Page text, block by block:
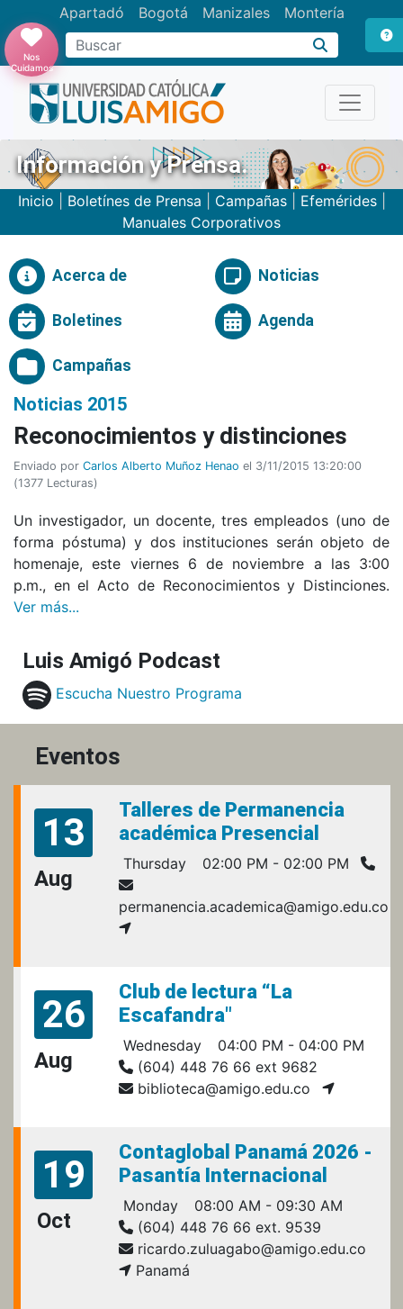
Apartadó Bogotá Manizales Montería
Buscar
Nos
Cuidamos
Información y Prensa.
Inicio Boletínes de Prensa Campañas| Efemérides|
Manuales Corporativos
Acerca de Noticias
Boletines Agenda
Campañas
Noticias 2015
Reconocimientos y distinciones
Enviado por Carlos Alberto Muñoz Henao el 3/11/2015 13:20:00
(1377 Lecturas)
Un investigador, un docente, tres empleados (uno de
forma póstuma) y dos instituciones serán objeto de
homenaje, este viernes 6 de noviembre a las 3:00
p.m., en el Acto de Reconocimientos y Distinciones.
Ver más...
Luis Amigó Podcast
Escucha Nuestro Programa
Eventos
13
Aug
Talleres de Permanencia
académica Presencial
Thursday 02:00 PM - 02:00 PM
permanencia.academica@amigo.edu.co
26
Aug
Club de lectura “La
Escafandra"
Wednesday
04:00 PM - 04:00 PM
(604) 448 76 66 ext 9682
biblioteca@amigo.edu.co
19
Oct
Contaglobal Panamá 2026 -
Pasantía Internacional
Monday
08:00 AM - 09:30 AM
(604) 448 76 66 ext. 9539
ricardo.zuluagabo@amigo.edu.co
Panamá